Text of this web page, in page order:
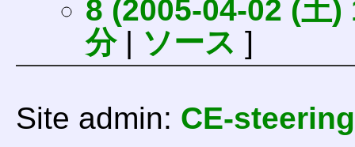
8 (2005-04-02 (土)
分| ソース ]
Site admin: CE-steering